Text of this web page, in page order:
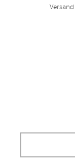
Versand